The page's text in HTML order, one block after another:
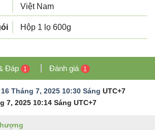
Việt Nam
Hộp 1 lọ 600g
Đáp 1 Đánh giá 1
16 Tháng 7, 2025 10:30 Sáng UTC+7
7, 2025 10:14 Sáng UTC+7